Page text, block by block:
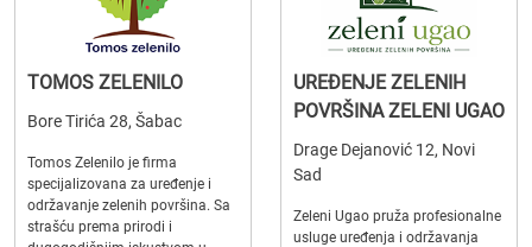
TOMOS ZELENILO
Bore Tirića 28, Šabac
Tomos Zelenilo je firma
specijalizovana za uređenje i
održavanje zelenih površina. Sa
strašću prema prirodi i
UREĐENJE ZELENIH
POVRŠINA ZELENI UGAO
Drage Dejanović 12, Novi
Sad
Zeleni Ugao pruža profesionalne
usluge uređenja i održavanja